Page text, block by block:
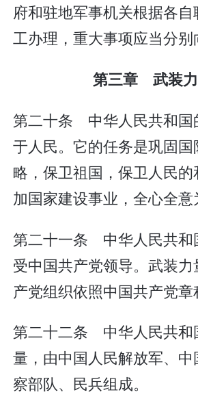
府和驻地军事机关根据各
工办理，重大事项应当分别
第三章 武装
第二十条 中华人民共和国
于人民。它的任务是巩固
略，保卫祖国，保卫人民
加国家建设事业，全心全意
第二十一条 中华人民共和
受中国共产党领导。武装
产党组织依照中国共产党章
第二十二条 中华人民共和
量，由中国人民解放军、
察部队、民兵组成。